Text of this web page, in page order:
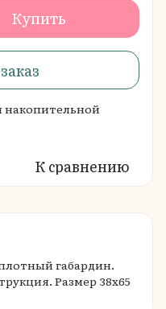
Купить
накопительной
К сравнению
габардин.
Размер 38х65